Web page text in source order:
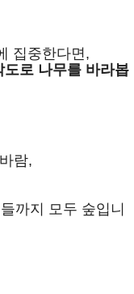
집중한다면,
로 나무를 바라봅
람,
까지 모두 숲입니